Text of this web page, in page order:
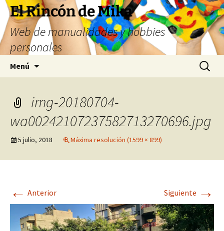
Saltar
contenido
El Rincón de Mika
Web de manualidades y hobbies
personales
Menú Buscar:
img-20180704-
wa00242107237582713270696.jpg
5 julio, 2018 Máxima resolución (1599 × 899)
← Anterior Siguiente →